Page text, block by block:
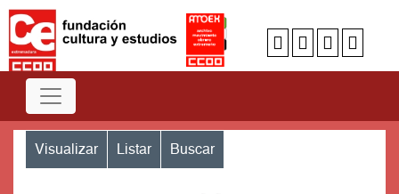
Visualizar Listar Buscar